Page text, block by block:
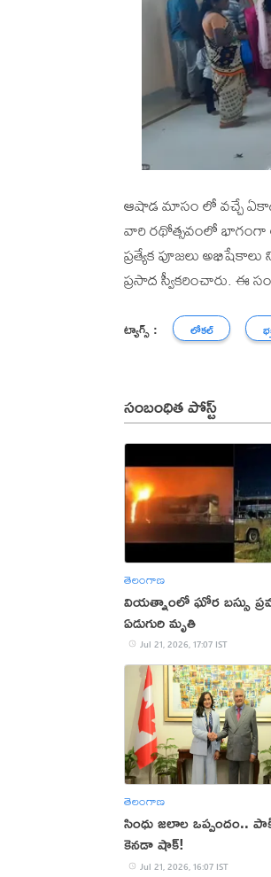
ఆషాడ మాసం లో వచ్చే
వారి రథోత్సవంలో భాగంగా
ప్రత్యేక పూజలు
ప్రసాద స్వీకరించారు. ఈ
ట్యాగ్స్ : లోకల్
సంబంధిత పోస్ట్
తెలంగాణ
వియత్నాంలో ఘోర బస్సు
ఏడుగురి మృతి
Jul 21, 2026, 17:07 IST
తెలంగాణ
సింధు జలాల ఒప్పందం..
కెనడా షాక్!
Jul 21, 2026, 16:07 IST